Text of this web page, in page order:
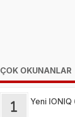
ÇOK OKUNANLAR
Yeni IONIQ